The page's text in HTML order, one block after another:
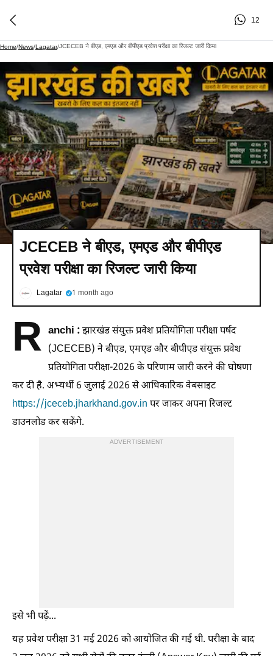
12
Home/News/Lagatar/JCECEB ने बीएड, एमएड और बीपीएड प्रवेश परीक्षा का रिजल्ट जारी किया
JCECEB ने बीएड, एमएड और बीपीएड
प्रवेश परीक्षा का रिजल्ट जारी किया
Lagatar 1 month ago
R anchi :झारखंड संयुक्त प्रवेश प्रतियोगिता परीक्षा पर्षद
(JCECEB) ने बीएड, एमएड और बीपीएड संयुक्त प्रवेश
प्रतियोगिता परीक्षा-2026 के परिणाम जारी करने की घोषणा
कर दी है. अभ्यर्थी 6 जुलाई 2026 से आधिकारिक वेबसाइट
https://jceceb.jharkhand.gov.in पर जाकर अपना रिजल्ट
डाउनलोड कर सकेंगे.
ADVERTISEMENT
इसे भी पढ़ें...
यह प्रवेश परीक्षा 31 मई 2026 को आयोजित की गई थी. परीक्षा के बाद